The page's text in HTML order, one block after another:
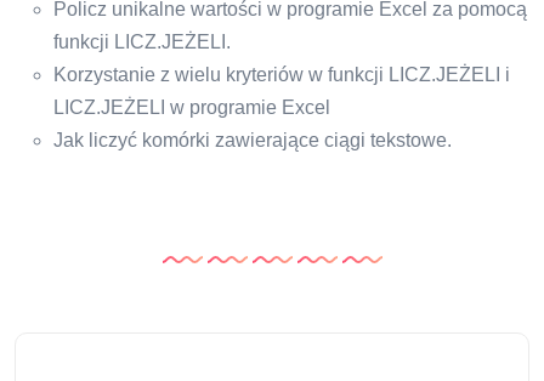
Policz unikalne wartości w programie Excel za pomocą
funkcji LICZ.JEŻELI.
Korzystanie z wielu kryteriów w funkcji LICZ.JEŻELI i
LICZ.JEŻELI w programie Excel
Jak liczyć komórki zawierające ciągi tekstowe.